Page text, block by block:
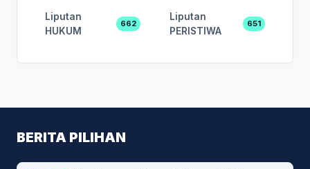
Liputan
HUKUM
662
Liputan
PERISTIWA
651
BERITA PILIHAN